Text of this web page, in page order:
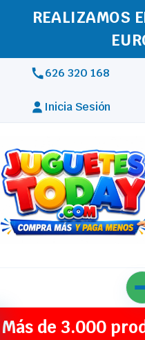
REALIZAMOS
626 320 168
Inicia Sesión
Más de 3.000